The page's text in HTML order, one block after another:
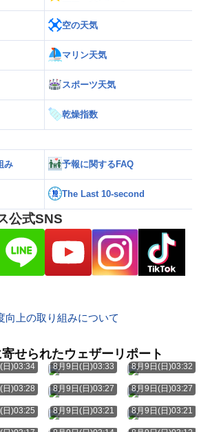
空の天気
マリン天気
スポーツ天気
乾燥指数
み 予報に関するFAQ
The Last 10-second
公式SNS
向上の取り組みについて
せられたウェザーリポート
日)03:34 8月9日(日)03:33 8月9日(日)03:32
日)03:28 8月9日(日)03:27 8月9日(日)03:27
日)03:25 8月9日(日)03:21 8月9日(日)03:21